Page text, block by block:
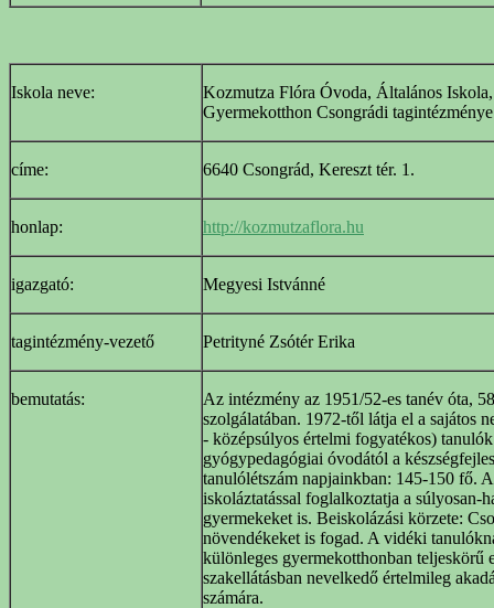
Iskola neve:
Kozmutza Flóra Óvoda, Általános
Gyermekotthon Csongrádi tagintézménye
címe: 6640 Csongrád, Kereszt tér. 1.
honlap: http://kozmutzaflora.hu
igazgató: Megyesi Istvánné
tagintézmény-vezető Petrityné Zsótér Erika
bemutatás:
Az intézmény az 1951/52-es tanév óta,
szolgálatában. 1972-től látja el a sajátos
- középsúlyos értelmi fogyatékos)
gyógypedagógiai óvodától a
tanulólétszám napjainkban: 145-150 fő.
iskoláztatással foglalkoztatja a súlyosan-
gyermekeket is. Beiskolázási körzete:
növendékeket is fogad. A vidéki
különleges gyermekotthonban
szakellátásban nevelkedő értelmileg
számára.